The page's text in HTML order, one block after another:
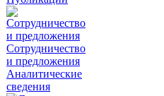
Сотрудничество
и предложения
Аналитические
сведения